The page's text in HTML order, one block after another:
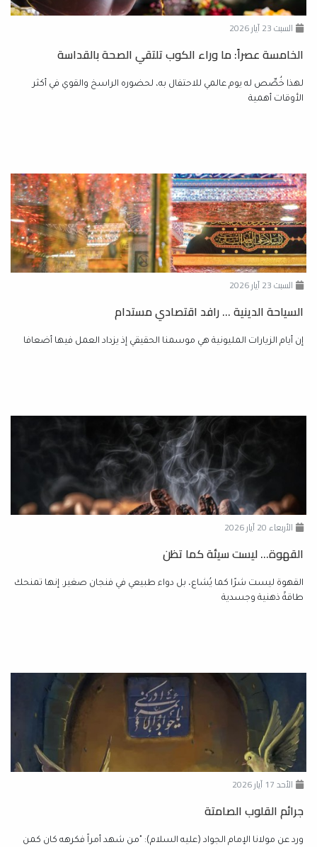
السبت 23 آيار 2026
الخامسة عصراً: ما وراء الكوب تلتقي الصحة بالقداسة
لهذا خُصِّص له يوم عالمي للاحتفال به، لحضوره الراسخ والقوي في أكثر
الأوقات أهمية
السبت 23 آيار 2026
السياحة الدينية … رافد اقتصادي مستدام
إن أيام الزيارات المليونية هي موسمنا الحقيقي إذ يزداد العمل فيها أضعافا
الأربعاء 20 آيار 2026
القهوة... ليست سيئة كما تظن
القهوة ليست شرًا كما يُشاع، بل دواء طبيعي في فنجان صغير. إنها تمنحك
طاقةً ذهنية وجسدية
الأحد 17 آيار 2026
جرائم القلوب الصامتة
ورد عن مولانا الإمام الجواد (عليه السلام): "من شهد أمراً فكرهه كان كمن